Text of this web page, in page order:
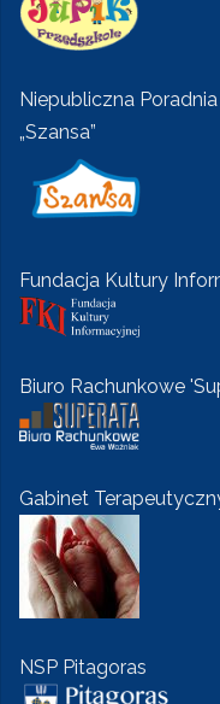
Niepubliczna
„Szansa”
Fundacja Kultury
Biuro Rachunkowe
Gabinet
NSP Pitagoras